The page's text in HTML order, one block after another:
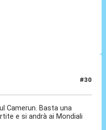
#30
Camerun. Basta una
e si andrà ai Mondiali